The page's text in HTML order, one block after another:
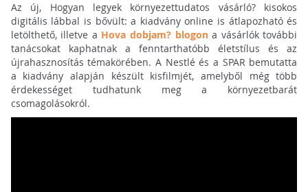
Az új, Hogyan legyek környezettudatos vásárló? kisokos
digitális lábbal is bővült: a kiadvány online is átlapozható és
letölthető, illetve a Hova dobjam? blogona vásárlók további
tanácsokat kaphatnak a fenntarthatóbb életstílus és az
újrahasznosítás témakörében. A Nestlé és a SPAR bemutatta
a kiadvány alapján készült kisfilmjét, amelyből még több
érdekességet tudhatunk meg a környezetbarát
csomagolásokról.